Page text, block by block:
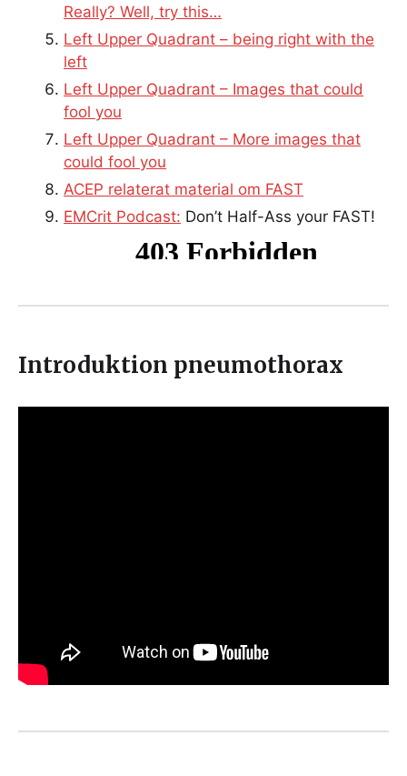
Really? Well, try this…
Left Upper Quadrant – being right with the
left
Left Upper Quadrant – Images that could
fool you
Left Upper Quadrant – More images that
could fool you
ACEP relaterat material om FAST
EMCrit Podcast: Don’t Half-Ass your FAST!
Introduktion pneumothorax